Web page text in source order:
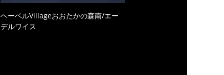
ヘーベルVillageおおたかの森南/エー
デルワイス